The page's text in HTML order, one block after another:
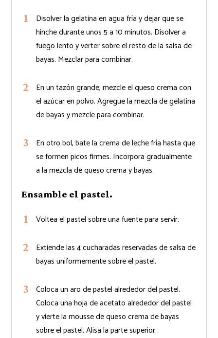
Disolver la gelatina en agua fría y dejar que se
hinche durante unos 5 a 10 minutos. Disolver a
fuego lento y verter sobre el resto de la salsa de
bayas. Mezclar para combinar.
En un tazón grande, mezcle el queso crema con
el azúcar en polvo. Agregue la mezcla de gelatina
de bayas y mezcle para combinar.
En otro bol, bate la crema de leche fría hasta que
se formen picos firmes. Incorpora gradualmente
a la mezcla de queso crema y bayas.
Ensamble el pastel.
Voltea el pastel sobre una fuente para servir.
Extiende las 4 cucharadas reservadas de salsa de
bayas uniformemente sobre el pastel.
Coloca un aro de pastel alrededor del pastel.
Coloca una hoja de acetato alrededor del pastel
y vierte la mousse de queso crema de bayas
sobre el pastel. Alisa la parte superior.